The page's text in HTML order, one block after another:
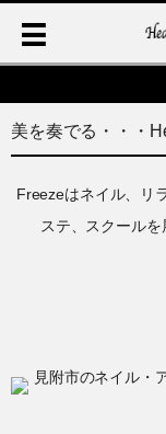
美を奏でる・・・
Freezeはネイル、リ
ステ、スクールを